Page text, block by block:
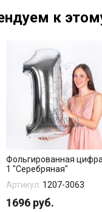
к
Фольгированная
1 "Серебряная"
Артикул: 1207-3063
1696 руб.